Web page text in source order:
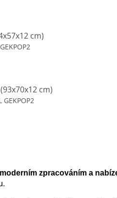
cm)
cm)
GEKPOP2
moderním zpracováním a